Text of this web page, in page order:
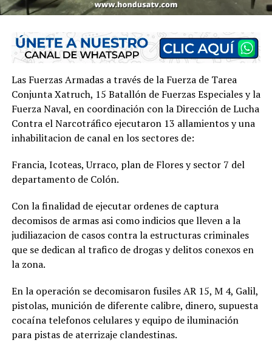
Las Fuerzas Armadas a través de la Fuerza de Tarea
Conjunta Xatruch, 15 Batallón de Fuerzas Especiales y la
Fuerza Naval, en coordinación con la Dirección de Lucha
Contra el Narcotráfico ejecutaron 13 allamientos y una
inhabilitacion de canal en los sectores de:
Francia, Icoteas, Urraco, plan de Flores y sector 7 del
departamento de Colón.
Con la finalidad de ejecutar ordenes de captura
decomisos de armas asi como indicios que lleven a la
judiliazacion de casos contra la estructuras criminales
que se dedican al trafico de drogas y delitos conexos en
la zona.
En la operación se decomisaron fusiles AR 15, M 4, Galil,
pistolas, munición de diferente calibre, dinero, supuesta
cocaína telefonos celulares y equipo de iluminación
para pistas de aterrizaje clandestinas.